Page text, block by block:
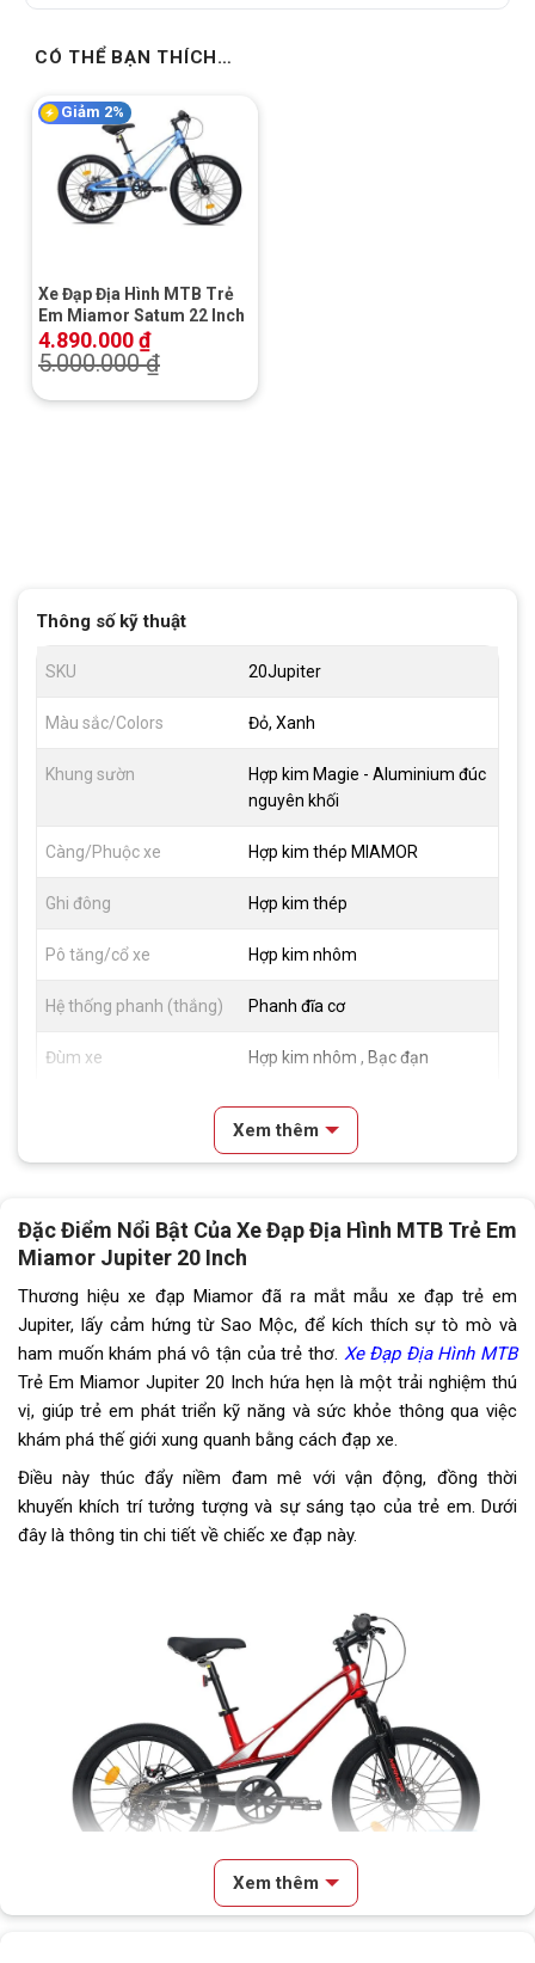
CÓ THỂ BẠN THÍCH…
Giảm 2%
Xe Đạp Địa Hình MTB Trẻ
Em Miamor Satum 22 Inch
4.890.000₫
5.000.000₫
Thông số kỹ thuật
SKU 20Jupiter
Màu sắc/Colors Đỏ, Xanh
Khung sườn
Hợp kim Magie - Aluminium đúc
nguyên khối
Càng/Phuộc xe Hợp kim thép MIAMOR
Ghi đông Hợp kim thép
Pô tăng/cổ xe Hợp kim nhôm
Hệ thống phanh (thắng) Phanh đĩa cơ
Đùm xe Hợp kim nhôm , Bạc đạn
Hợp kim nhôm
Lốp xe CST 20x2.1
(1 đĩa, 7 líp)
Tăng tốc sau (Gạt líp) SHIMANO
Đùi đĩa Hợp kim nhôm PROWHEEL
Dĩa 1 tầng
Líp Líp vặn Shimano
Sên (xích)
Kích thước 20 inch
Hợp kim nhôm
Từ 1.25m đến 1.50m
Lưu ý
Thông số kỹ thuật có thể sẽ
được thay đổi từ nhà sản xuất
nhằm nâng cao chất lượng sản
phẩm
Xem thêm
Đặc Điểm Nổi Bật Của Xe Đạp Địa Hình MTB Trẻ Em
Miamor Jupiter 20 Inch
Thương hiệu xe đạp Miamor đã ra mắt mẫu xe đạp trẻ em
Jupiter, lấy cảm hứng từ Sao Mộc, để kích thích sự tò mò và
ham muốn khám phá vô tận của trẻ thơ. Xe Đạp Địa Hình MTB
Trẻ Em Miamor Jupiter 20 Inch hứa hẹn là một trải nghiệm thú
vị, giúp trẻ em phát triển kỹ năng và sức khỏe thông qua việc
khám phá thế giới xung quanh bằng cách đạp xe.
Điều này thúc đẩy niềm đam mê với vận động, đồng thời
khuyến khích trí tưởng tượng và sự sáng tạo của trẻ em. Dưới
đây là thông tin chi tiết về chiếc xe đạp này.
Xe Đạp Địa Hình MTB Trẻ Em Miamor Jupiter 20 Inch
Xem thêm